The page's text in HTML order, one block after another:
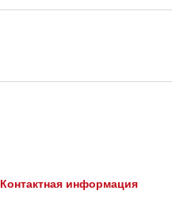
Контактная информация